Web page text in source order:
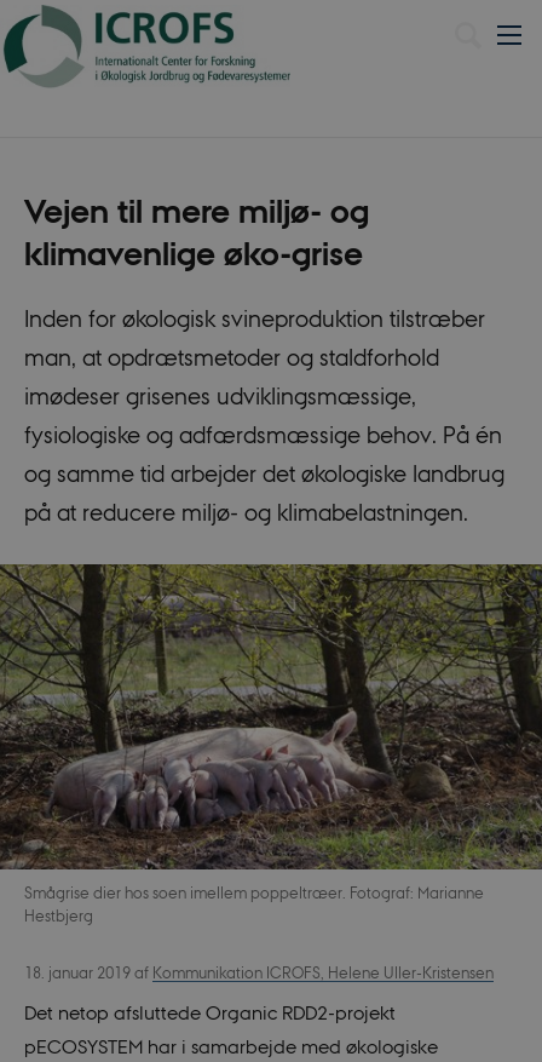
Vejen til mere miljø- og
klimavenlige øko-grise
Inden for økologisk svineproduktion tilstræber
man, at opdrætsmetoder og staldforhold
imødeser grisenes udviklingsmæssige,
fysiologiske og adfærdsmæssige behov. På én
og samme tid arbejder det økologiske landbrug
på at reducere miljø- og klimabelastningen.
Smågrise dier hos soen imellem poppeltræer. Fotograf: Marianne
Hestbjerg
18. januar 2019 af Kommunikation ICROFS, Helene Uller-Kristensen
Det netop afsluttede Organic RDD2-projekt
pECOSYSTEM har i samarbejde med økologiske